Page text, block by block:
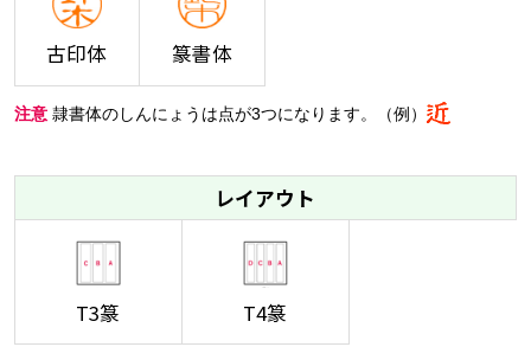
古印体 篆書体
注意隷書体のしんにょうは点が3つになります。（例）
レイアウト
T3篆 T4篆